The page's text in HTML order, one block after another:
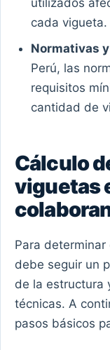
cada vigueta.
Normativas
Perú, las
requisitos
cantidad de
Cálculo
viguetas
Para
debe seguir un
de la estructura
técnicas. A
pasos básicos